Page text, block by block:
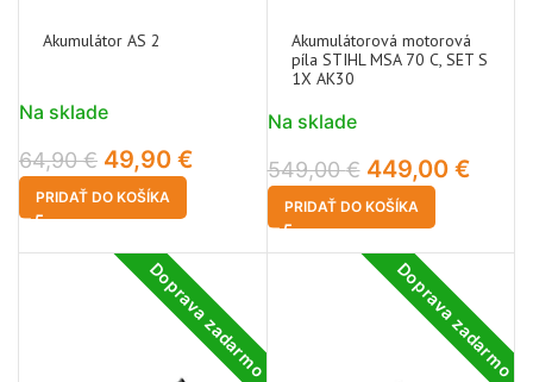
Akumulátor AS 2
Na sklade
64,90€ 49,90 €
PRIDAŤ DO KOŠÍKA
Akumulátorová motorová
píla STIHL MSA 70 C, SET S
1X AK30
Na sklade
549,00€ 449,00 €
PRIDAŤ DO KOŠÍKA
Doprava zadarmo Doprava zadarmo